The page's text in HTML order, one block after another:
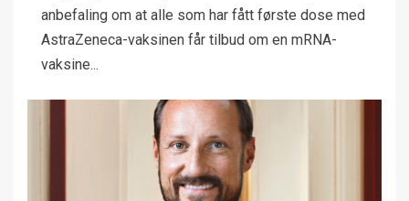
anbefaling om at alle som har fått første dose med
AstraZeneca-vaksinen får tilbud om en mRNA-
vaksine...